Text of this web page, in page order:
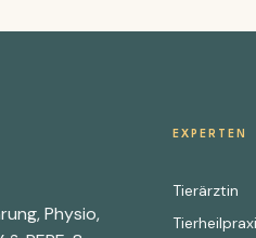
Physio,
EXPERTEN
Tierärztin